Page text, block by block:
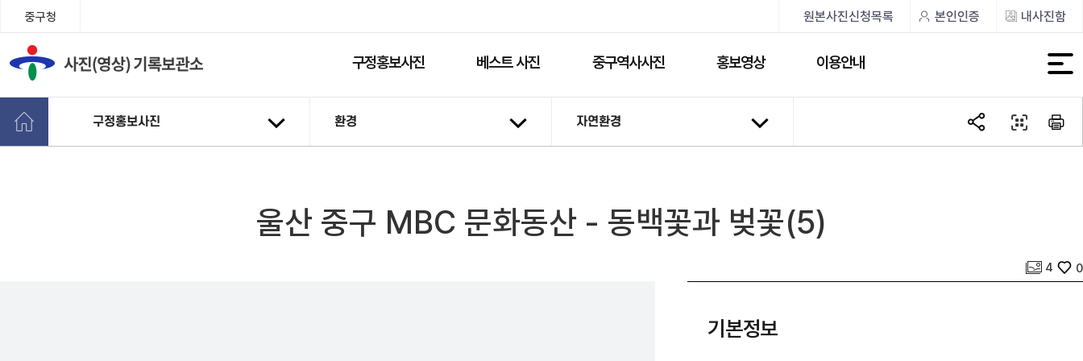
중구청 원본사진신청목록 본인인증 내사진함
구정홍보사진 베스트 사진 중구역사사진 홍보영상 이용안내
구정홍보사진 환경 자연환경
울산 중구 MBC 문화동산 - 동백꽃과 벚꽃(5)
사진 개수
4
좋아요
0
기본정보